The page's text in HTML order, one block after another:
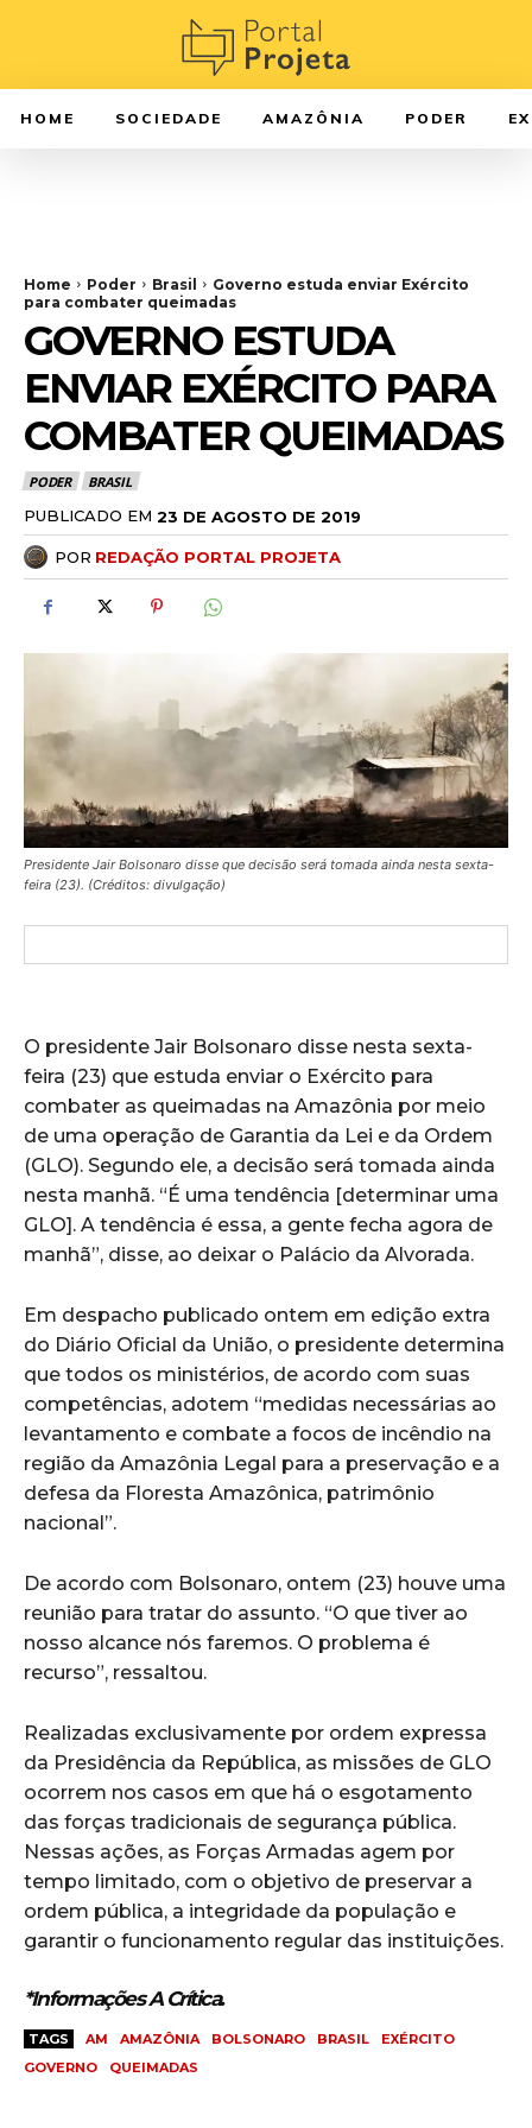
HOME SOCIEDADE AMAZÔNIA PODER
Home Poder Brasil
Governo estuda enviar Exército
para combater queimadas
GOVERNO ESTUDA
ENVIAR EXÉRCITO PARA
COMBATER QUEIMADAS
PODER BRASIL
PUBLICADO EM 23 DE AGOSTO DE 2019
POR REDAÇÃO PORTAL PROJETA
Presidente Jair Bolsonaro disse que decisão será tomada ainda nesta sexta-
feira (23). (Créditos: divulgação)
O presidente Jair Bolsonaro disse nesta sexta-
feira (23) que estuda enviar o Exército para
combater as queimadas na Amazônia por meio
de uma operação de Garantia da Lei e da Ordem
(GLO). Segundo ele, a decisão será tomada ainda
nesta manhã. “É uma tendência [determinar uma
GLO]. A tendência é essa, a gente fecha agora de
manhã”, disse, ao deixar o Palácio da Alvorada.
Em despacho publicado ontem em edição extra
do Diário Oficial da União, o presidente determina
que todos os ministérios, de acordo com suas
competências, adotem “medidas necessárias ao
levantamento e combate a focos de incêndio na
região da Amazônia Legal para a preservação e a
defesa da Floresta Amazônica, patrimônio
nacional”.
De acordo com Bolsonaro, ontem (23) houve uma
reunião para tratar do assunto. “O que tiver ao
nosso alcance nós faremos. O problema é
recurso”, ressaltou.
Realizadas exclusivamente por ordem expressa
da Presidência da República, as missões de GLO
ocorrem nos casos em que há o esgotamento
das forças tradicionais de segurança pública.
Nessas ações, as Forças Armadas agem por
tempo limitado, com o objetivo de preservar a
ordem pública, a integridade da população e
garantir o funcionamento regular das instituições.
*Informações A Crítica.
TAGS AM AMAZÔNIA BOLSONARO BRASIL
EXÉRCITO
GOVERNO
QUEIMADAS